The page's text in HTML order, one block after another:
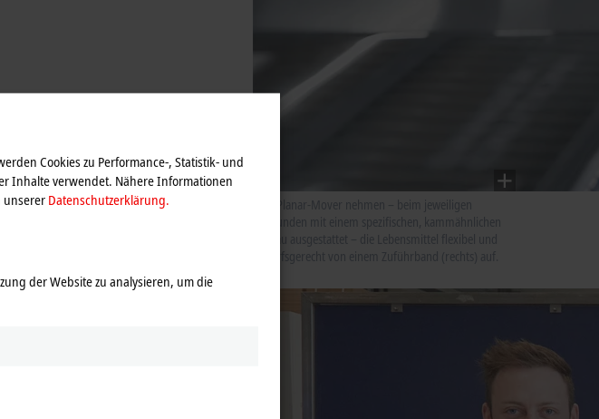
‚Mensch‘ als Verunreinigungsquelle.
Anlagenverfügbarkeit. Durch
sinke der Zeitbedarf für die
Cookies zu Performance-, Statistik- und
Inhalte verwendet. Nähere Informationen
unsererDatenschutzerklärung.
der Website zu analysieren, um die